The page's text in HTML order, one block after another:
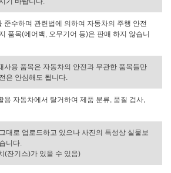
준수하며 관련법에 의하여 자동차의 주행 안전
품목(에어백, 오무기어 등)은 판매 하지 않습니
사용 품목은 자동차의 안전과 무관한 품목들만
은 안심해도 됩니다.
용 자동차에서 탈거하여 제품 분류, 품질 검사,
대로 업로드하고 있으나 사진의 특성상 실물보
니다.
(잔기스)가 있을 수 있음)